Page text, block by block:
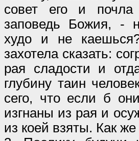
совет его и
заповедь Божия, -
худо и не
захотела сказать:
рая сладости и
глубину таин
сего, что если б
изгнаны из рая и
из коей взяты. Как